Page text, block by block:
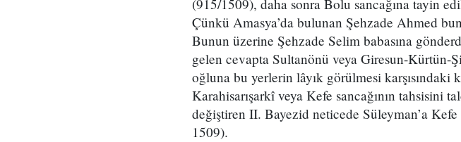
(915/1509), daha sonra Bolu sancağına tayin
Çünkü Amasya’da bulunan Şehzade Ahmed
Bunun üzerine Şehzade Selim babasına
gelen cevapta Sultanönü veya Giresun-
oğluna bu yerlerin lâyık görülmesi karşısındaki
Karahisarışarkî veya Kefe sancağının
değiştiren II. Bayezid neticede Süleyman’a
1509).